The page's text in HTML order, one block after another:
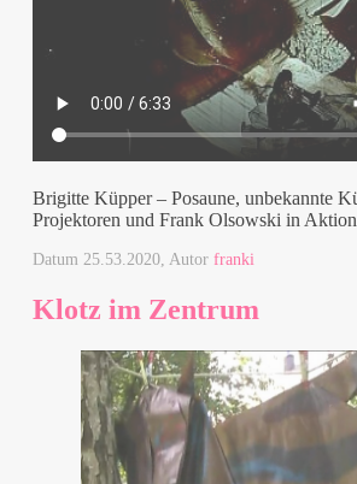
Brigitte Küpper – Posaune, unbekannte
Projektoren und Frank Olsowski in Aktion
Datum25.53.2020, Autorfranki
Klotz im Zentrum